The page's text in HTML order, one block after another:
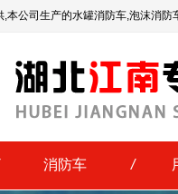
本公司生产的水罐消防车,泡沫消
消防车 /